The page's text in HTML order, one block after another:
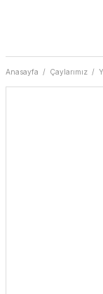
Anasayfa Çaylarımız